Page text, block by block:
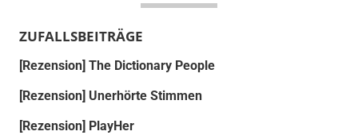
ZUFALLSBEITRÄGE
[Rezension] The Dictionary People
[Rezension] Unerhörte Stimmen
[Rezension] PlayHer